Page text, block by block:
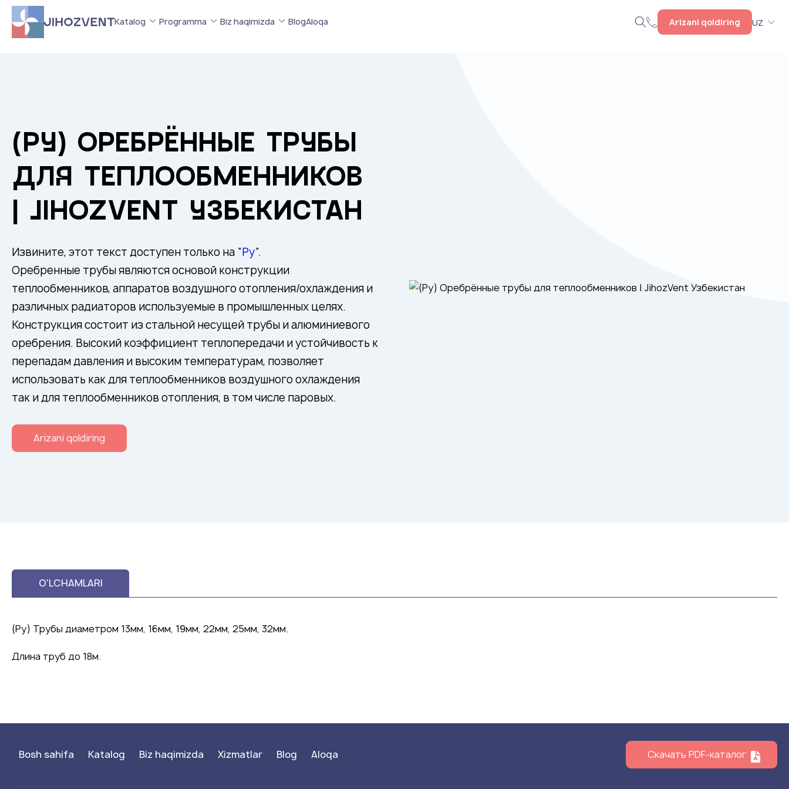
Katalog Programma Biz haqimizda BlogAloqa Arizani qoldiring UZ
(РУ) ОРЕБРЁННЫЕ ТРУБЫ
ДЛЯ ТЕПЛООБМЕННИКОВ
| JIHOZVENT УЗБЕКИСТАН
Извините, этот текст доступен только на “Ру”.
Оребренные трубы являются основой конструкции
теплообменников, аппаратов воздушного отопления/охлаждения и
различных радиаторов используемые в промышленных целях.
Конструкция состоит из стальной несущей трубы и алюминиевого
оребрения. Высокий коэффициент теплопередачи и устойчивость к
перепадам давления и высоким температурам, позволяет
использовать как для теплообменников воздушного охлаждения
так и для теплообменников отопления, в том числе паровых.
Arizani qoldiring
O'LCHAMLARI
(Ру) Трубы диаметром 13мм, 16мм, 19мм, 22мм, 25мм, 32мм.
Длина труб до 18м.
Bosh sahifa Katalog Biz haqimizda Xizmatlar Blog Aloqa Скачать PDF-каталог